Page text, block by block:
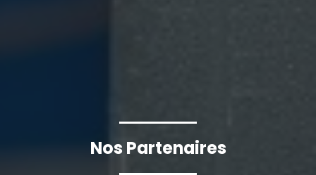
Nos Partenaires